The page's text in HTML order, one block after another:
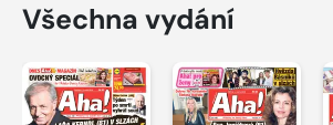
Všechna vydání